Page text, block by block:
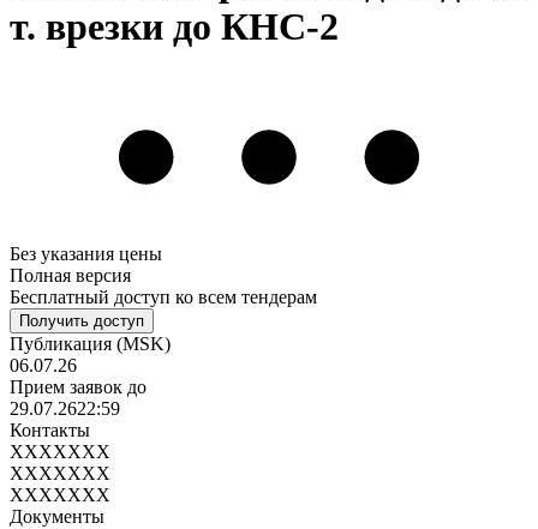
т. врезки до КНС-2
Без указания цены
Полная версия
Бесплатный доступ ко всем тендерам
Получить доступ
Публикация (MSK)
06.07.26
Прием заявок до
29.07.2622:59
Контакты
XXXXXXX
XXXXXXX
XXXXXXX
Документы